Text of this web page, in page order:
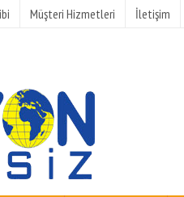
Müşteri Hizmetleri İletişim